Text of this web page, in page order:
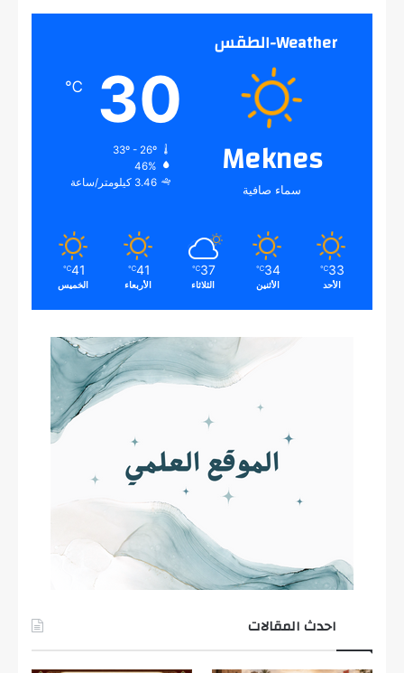
Weather-الطقس
Meknes
سماء صافية
30
℃
33º - 26º
46%
3.46 كيلومتر/ساعة
33
℃
الأحد
34
℃
الأثنين
37
℃
الثلاثاء
41
℃
الأربعاء
41
℃
الخميس
احدث المقالات